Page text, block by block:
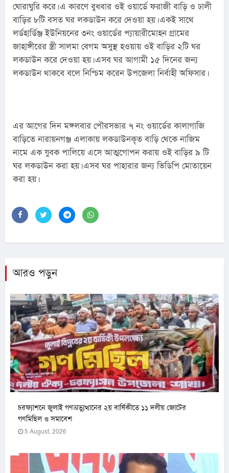
ঘোরাঘুরি করে। এ কারণে বুধবার ওই ওয়ার্ডে ফরাজী বাড়ি ও ঢালী
বাড়ির ৮টি বসত ঘর লকডাউন করে দেওয়া হয়। একই সাথে
লর্ডহার্ডিঞ্জ ইউনিয়নের ৩নং ওয়ার্ডের প্যায়ারীমোহন গ্রামের
জাহাঙ্গীরের স্ত্রী সালমা বেগম অসুস্থ হওয়ায় ওই বাড়ির ২টি ঘর
লকডাউন করে দেওয়া হয়। এসব ঘর আগামী ১৫ দিনের জন্য
লকডাউন থাকবে বলে নিশ্চিম করেন উপজেলা নির্বাহী অফিসার।
এর আগের দিন মঙ্গলবার পৌরসভার ৭ নং ওয়ার্ডের কালাগাজি
বাড়িতে নারায়নগঞ্জ এলাকায় লকডাউনকৃত বাড়ি থেকে নাজিম
নামে এক যুবক পালিয়ে এসে আত্মগোপন করায় ওই বাড়ির ৯ টি
ঘর লকডাউন করা হয়। এসব ঘর পাহারার জন্য ভিডিপি মোতায়েন
করা হয়।
আরও পড়ুন
চরফ্যাশনে জুলাই গণঅভ্যুত্থানের ২য় বার্ষিকীতে ১১ দলীয় জোটের
গণমিছিল ও সমাবেশ
5 August, 2026